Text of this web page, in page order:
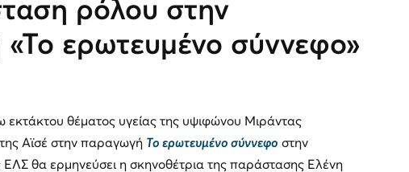
ρόλου στην
ερωτευμένο σύννεφο»
εκτάκτου θέματος υγείας της υψιφώνου Μιράντας
Αϊσέ στην παραγωγή Το ερωτευμένο σύννεφο στην
ΕΛΣ θα ερμηνεύσει η σκηνοθέτρια της παράστασης Ελένη